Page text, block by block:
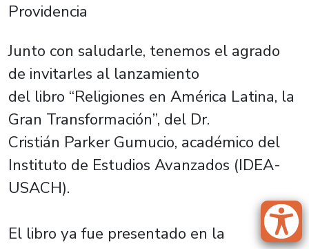
Providencia
Junto con saludarle, tenemos el agrado
de invitarles al lanzamiento
del libro “Religiones en América Latina, la
Gran Transformación”, del Dr.
Cristián Parker Gumucio, académico del
Instituto de Estudios Avanzados (IDEA-
USACH).
El libro ya fue presentado en la